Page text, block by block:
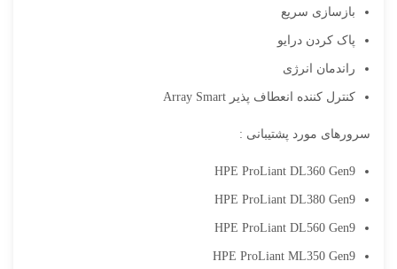
بازسازی سریع
پاک کردن درایو
راندمان انرژی
کنترل کننده انعطاف پذیر Array Smart
سرورهای مورد پشتیبانی :
HPE ProLiant DL360 Gen9
HPE ProLiant DL380 Gen9
HPE ProLiant DL560 Gen9
HPE ProLiant ML350 Gen9